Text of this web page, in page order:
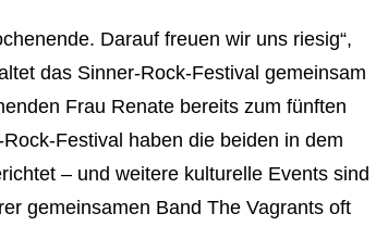
Darauf freuen wir uns riesig“,
das Sinner-Rock-Festival gemeinsam
Frau Renate bereits zum fünften
Festival haben die beiden in dem
– und weitere kulturelle Events sind
gemeinsamen Band The Vagrants oft